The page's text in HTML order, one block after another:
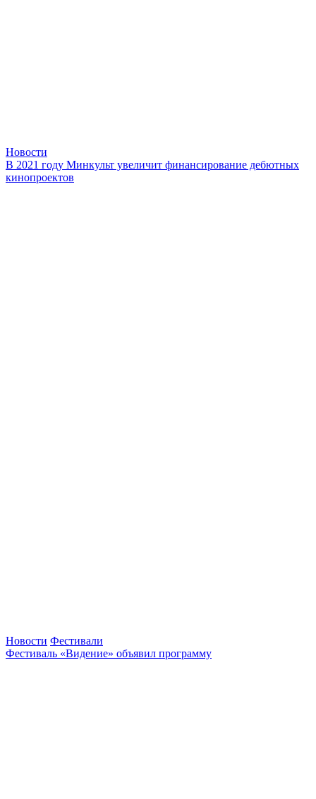
Новости
В 2021 году Минкульт увеличит финансирование дебютных
кинопроектов
Новости Фестивали
Фестиваль «Видение» объявил программу